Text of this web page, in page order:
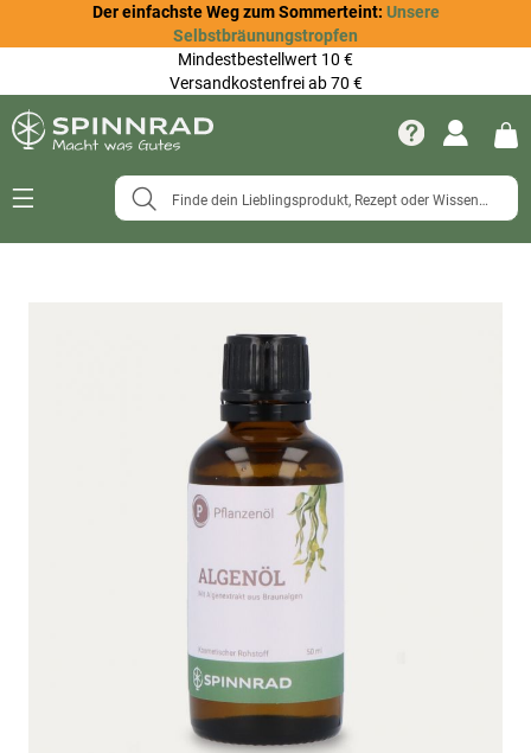
Der einfachste Weg zum Sommerteint: Unsere
Selbstbräunungstropfen
Mindestbestellwert 10 €
Versandkostenfrei ab 70 €
Navigation